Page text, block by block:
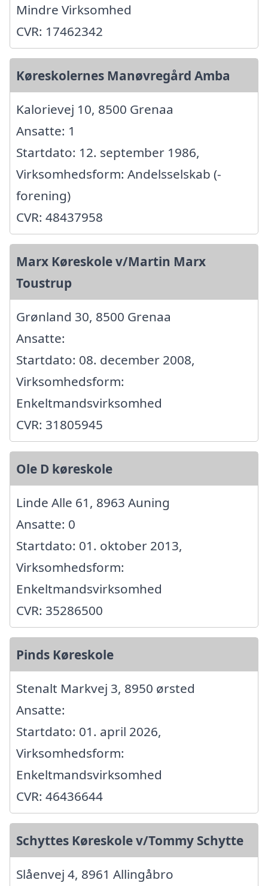
Mindre Virksomhed
CVR: 17462342
Køreskolernes Manøvregård Amba
Kalorievej 10, 8500 Grenaa
Ansatte: 1
Startdato: 12. september 1986,
Virksomhedsform: Andelsselskab (-
forening)
CVR: 48437958
Marx Køreskole v/Martin Marx
Toustrup
Grønland 30, 8500 Grenaa
Ansatte:
Startdato: 08. december 2008,
Virksomhedsform:
Enkeltmandsvirksomhed
CVR: 31805945
Ole D køreskole
Linde Alle 61, 8963 Auning
Ansatte: 0
Startdato: 01. oktober 2013,
Virksomhedsform:
Enkeltmandsvirksomhed
CVR: 35286500
Pinds Køreskole
Stenalt Markvej 3, 8950 ørsted
Ansatte:
Startdato: 01. april 2026,
Virksomhedsform:
Enkeltmandsvirksomhed
CVR: 46436644
Schyttes Køreskole v/Tommy Schytte
Slåenvej 4, 8961 Allingåbro